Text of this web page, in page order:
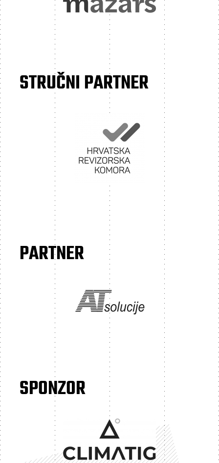
STRUČNI PARTNER
PARTNER
SPONZOR